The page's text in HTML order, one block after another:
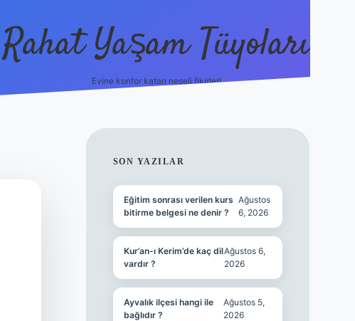
Rahat Yaşam Tüyoları
Evine konfor katan neşeli fikirler!
SIDEBAR
SON YAZILAR
Eğitim sonrası verilen kurs
bitirme belgesi ne denir ?
Ağustos
6, 2026
Kur’an-ı Kerim’de kaç dil
vardır ?
Ağustos 6,
2026
Ayvalık ilçesi hangi ile
bağlıdır ?
Ağustos 5,
2026
ilbet canlı